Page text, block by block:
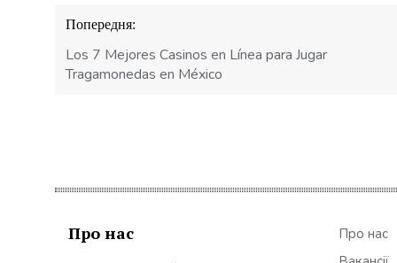
Навігація
записів
Попередня:
Los 7 Mejores Casinos en Línea para Jugar
Tragamonedas en México
Про нас
Про нас